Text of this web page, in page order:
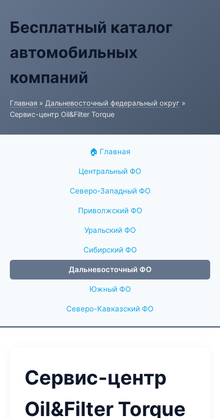
Бесплатный каталог
автомобильных
компаний
Главная » Дальневосточный федеральный округ »
Сервис-центр Oil&Filter Torque
🏠 Главная
Центральный ФО
Северо-Западный ФО
Приволжский ФО
Уральский ФО
Сибирский ФО
Дальневосточный ФО
Южный ФО
Северо-Кавказский ФО
Сервис-центр
Oil&Filter Torque